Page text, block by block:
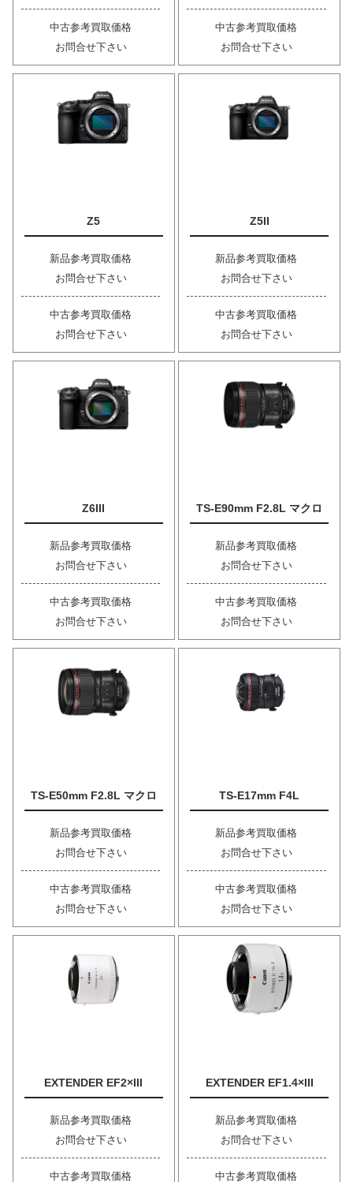
中古参考買取価格
お問合せ下さい
中古参考買取価格
お問合せ下さい
Z5
新品参考買取価格
お問合せ下さい
中古参考買取価格
お問合せ下さい
Z5II
新品参考買取価格
お問合せ下さい
中古参考買取価格
お問合せ下さい
Z6III
新品参考買取価格
お問合せ下さい
中古参考買取価格
お問合せ下さい
TS-E90mm F2.8L マクロ
新品参考買取価格
お問合せ下さい
中古参考買取価格
お問合せ下さい
TS-E50mm F2.8L マクロ
新品参考買取価格
お問合せ下さい
中古参考買取価格
お問合せ下さい
TS-E17mm F4L
新品参考買取価格
お問合せ下さい
中古参考買取価格
お問合せ下さい
EXTENDER EF2×III
新品参考買取価格
お問合せ下さい
中古参考買取価格
EXTENDER EF1.4×III
新品参考買取価格
お問合せ下さい
中古参考買取価格